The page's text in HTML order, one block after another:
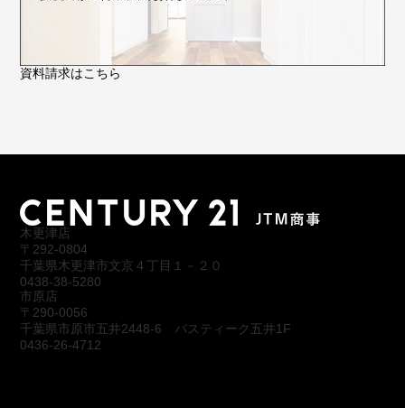
資料請求はこちら
木更津店
〒292-0804
千葉県木更津市文京４丁目１－２０
0438-38-5280
市原店
〒290-0056
千葉県市原市五井2448-6 パスティーク五井1F
0436-26-4712